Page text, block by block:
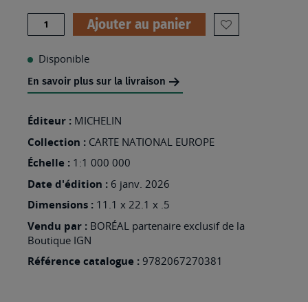
Quantité Ajouter au panier
AJOUTER
2026
Disponible
En savoir plus sur la livraison
Éditeur : MICHELIN
Collection : CARTE NATIONAL EUROPE
Échelle : 1:1 000 000
Date d'édition : 6 janv. 2026
Dimensions : 11.1 x 22.1 x .5
Vendu par : BORÉAL partenaire exclusif de la
Boutique IGN
Référence catalogue : 9782067270381